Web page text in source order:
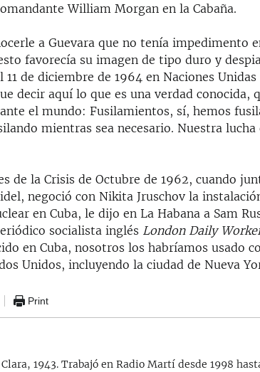
William Morgan en la Cabaña.
a Guevara que no tenía impedimento
favorecía su imagen de tipo duro y
de diciembre de 1964 en Naciones Unidas
decir aquí lo que es una verdad conocida,
el mundo: Fusilamientos, sí, hemos
mientras sea necesario. Nuestra lucha
de la Crisis de Octubre de 1962, cuando
negoció con Nikita Jruschov la
en Cuba, le dijo en La Habana a Sam
socialista inglés London Daily
en Cuba, nosotros los habríamos usado
Unidos, incluyendo la ciudad de Nueva
Print
1943. Trabajó en Radio Martí desde 1998